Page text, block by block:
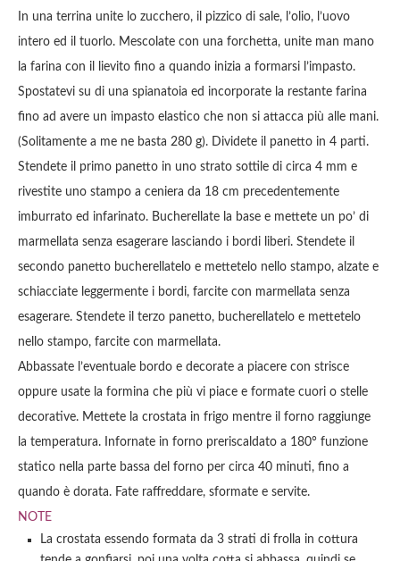
In una terrina unite lo zucchero, il pizzico di sale, l’olio, l’uovo
intero ed il tuorlo. Mescolate con una forchetta, unite man mano
la farina con il lievito fino a quando inizia a formarsi l’impasto.
Spostatevi su di una spianatoia ed incorporate la restante farina
fino ad avere un impasto elastico che non si attacca più alle mani.
(Solitamente a me ne basta 280 g). Dividete il panetto in 4 parti.
Stendete il primo panetto in uno strato sottile di circa 4 mm e
rivestite uno stampo a ceniera da 18 cm precedentemente
imburrato ed infarinato. Bucherellate la base e mettete un po’ di
marmellata senza esagerare lasciando i bordi liberi. Stendete il
secondo panetto bucherellatelo e mettetelo nello stampo, alzate e
schiacciate leggermente i bordi, farcite con marmellata senza
esagerare. Stendete il terzo panetto, bucherellatelo e mettetelo
nello stampo, farcite con marmellata.
Abbassate l’eventuale bordo e decorate a piacere con strisce
oppure usate la formina che più vi piace e formate cuori o stelle
decorative. Mettete la crostata in frigo mentre il forno raggiunge
la temperatura. Infornate in forno preriscaldato a 180° funzione
statico nella parte bassa del forno per circa 40 minuti, fino a
quando è dorata. Fate raffreddare, sformate e servite.
NOTE
La crostata essendo formata da 3 strati di frolla in cottura